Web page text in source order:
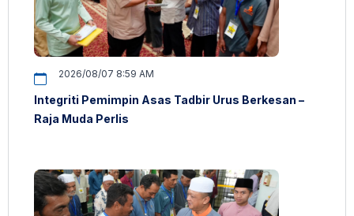
2026/08/07 8:59 AM
Integriti Pemimpin Asas Tadbir Urus Berkesan –
Raja Muda Perlis